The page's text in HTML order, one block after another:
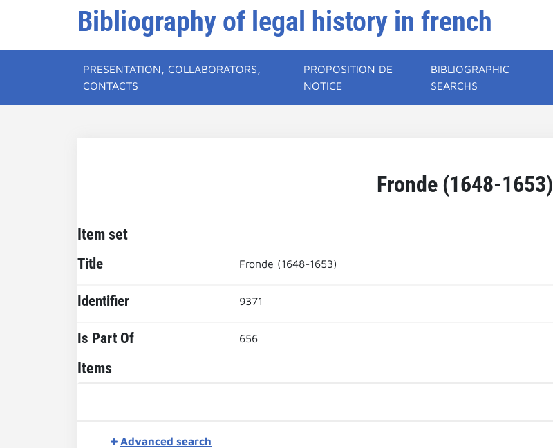
Bibliography of legal history in french
PRESENTATION, COLLABORATORS,
CONTACTS
PROPOSITION DE
NOTICE
BIBLIOGRAPHIC
SEARCHS
Fronde (1648-1653)
Item set
Title Fronde (1648-1653)
Identifier 9371
Is Part Of 656
Items
Advanced search